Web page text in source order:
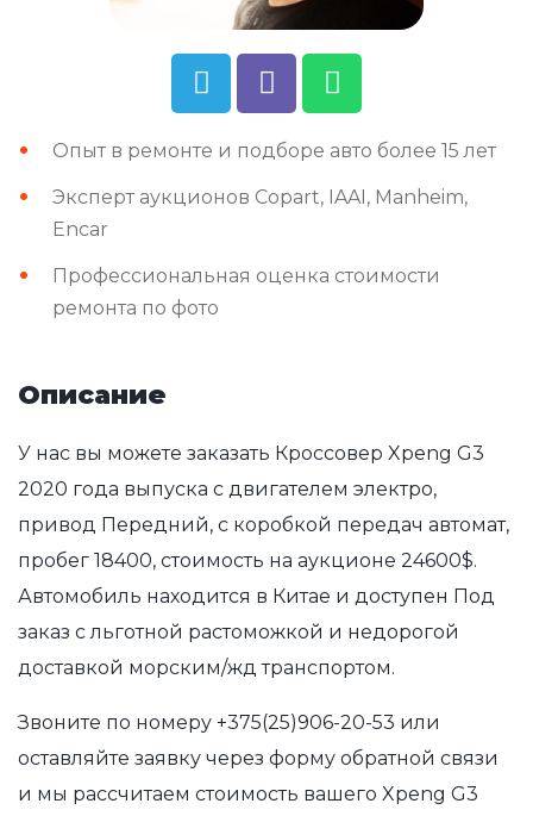
Опыт в ремонте и подборе авто более 15 лет
Эксперт аукционов Copart, IAAI, Manheim,
Encar
Профессиональная оценка стоимости
ремонта по фото
Описание
У нас вы можете заказать Кроссовер Xpeng G3
2020 года выпуска с двигателем электро,
привод Передний, с коробкой передач автомат,
пробег 18400, стоимость на аукционе 24600$.
Автомобиль находится в Китае и доступен Под
заказ с льготной растоможкой и недорогой
доставкой морским/жд транспортом.
Звоните по номеру +375(25)906-20-53 или
оставляйте заявку через форму обратной связи
и мы рассчитаем стоимость вашего Xpeng G3